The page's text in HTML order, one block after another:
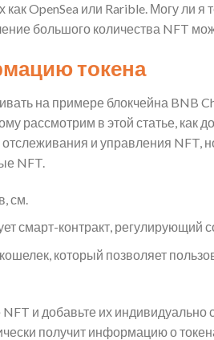
OpenSea или Rarible. Могу ли
большого количества NFT
токена
на примере блокчейна BNB
рассмотрим в этой статье, как
и управления NFT,
NFT.
см.
смарт-контракт, регулирующий
который позволяет
NFT и добавьте их
получит информацию о